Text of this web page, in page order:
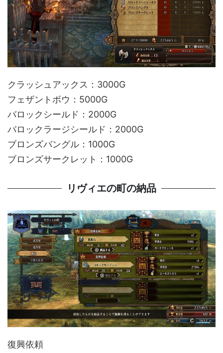
クラッシュアックス：3000G
フェザントボウ：5000G
バロックシールド：2000G
バロックラージシールド：2000G
ブロンズバングル：1000G
ブロンズサークレット：1000G
リヴィエの町の納品
復興依頼